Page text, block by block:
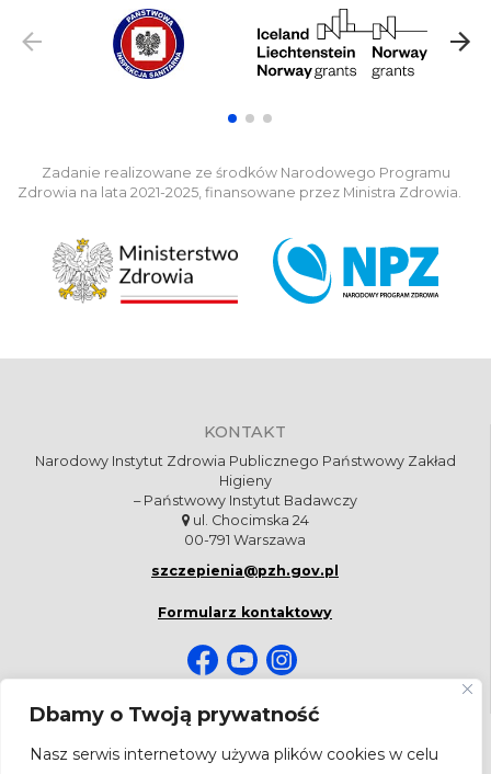
Dbamy o Twoją prywatność
Nasz serwis internetowy używa plików cookies w celu
Zadanie realizowane ze środków Narodowego Programu
Zdrowia na lata 2021-2025, finansowane przez Ministra Zdrowia.
KONTAKT
Narodowy Instytut Zdrowia Publicznego Państwowy Zakład
Higieny
– Państwowy Instytut Badawczy
ul. Chocimska 24
00-791 Warszawa
szczepienia@pzh.gov.pl
Formularz kontaktowy
NEWSLETTER